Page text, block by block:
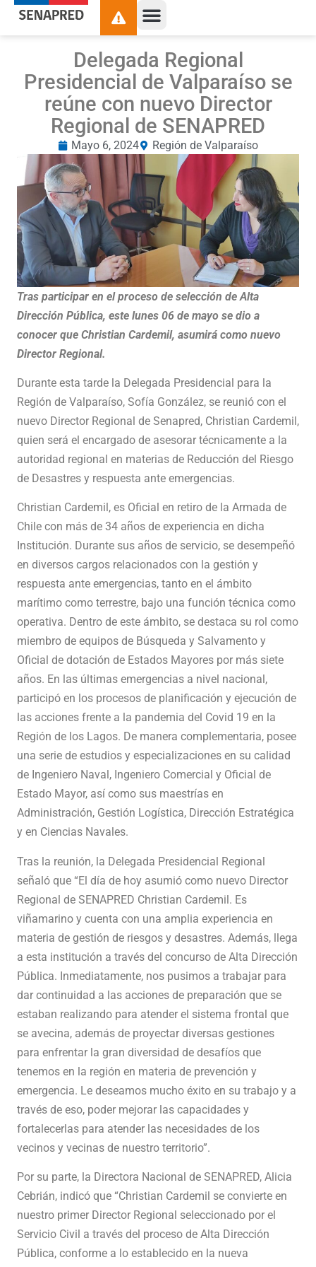
Delegada Regional
Presidencial de Valparaíso se
reúne con nuevo Director
Regional de SENAPRED
Mayo 6, 2024 Región de Valparaíso
Tras participar en el proceso de selección de Alta
Dirección Pública, este lunes 06 de mayo se dio a
conocer que Christian Cardemil, asumirá como nuevo
Director Regional.
Durante esta tarde la Delegada Presidencial para la
Región de Valparaíso, Sofía González, se reunió con el
nuevo Director Regional de Senapred, Christian Cardemil,
quien será el encargado de asesorar técnicamente a la
autoridad regional en materias de Reducción del Riesgo
de Desastres y respuesta ante emergencias.
Christian Cardemil, es Oficial en retiro de la Armada de
Chile con más de 34 años de experiencia en dicha
Institución. Durante sus años de servicio, se desempeñó
en diversos cargos relacionados con la gestión y
respuesta ante emergencias, tanto en el ámbito
marítimo como terrestre, bajo una función técnica como
operativa. Dentro de este ámbito, se destaca su rol como
miembro de equipos de Búsqueda y Salvamento y
Oficial de dotación de Estados Mayores por más siete
años. En las últimas emergencias a nivel nacional,
participó en los procesos de planificación y ejecución de
las acciones frente a la pandemia del Covid 19 en la
Región de los Lagos. De manera complementaria, posee
una serie de estudios y especializaciones en su calidad
de Ingeniero Naval, Ingeniero Comercial y Oficial de
Estado Mayor, así como sus maestrías en
Administración, Gestión Logística, Dirección Estratégica
y en Ciencias Navales.
Tras la reunión, la Delegada Presidencial Regional
señaló que “El día de hoy asumió como nuevo Director
Regional de SENAPRED Christian Cardemil. Es
viñamarino y cuenta con una amplia experiencia en
materia de gestión de riesgos y desastres. Además, llega
a esta institución a través del concurso de Alta Dirección
Pública. Inmediatamente, nos pusimos a trabajar para
dar continuidad a las acciones de preparación que se
estaban realizando para atender el sistema frontal que
se avecina, además de proyectar diversas gestiones
para enfrentar la gran diversidad de desafíos que
tenemos en la región en materia de prevención y
emergencia. Le deseamos mucho éxito en su trabajo y a
través de eso, poder mejorar las capacidades y
fortalecerlas para atender las necesidades de los
vecinos y vecinas de nuestro territorio”.
Por su parte, la Directora Nacional de SENAPRED, Alicia
Cebrián, indicó que “Christian Cardemil se convierte en
nuestro primer Director Regional seleccionado por el
Servicio Civil a través del proceso de Alta Dirección
Pública, conforme a lo establecido en la nueva